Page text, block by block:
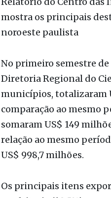
Imagem: Divulgação /
Relatório do Centro das
mostra os principais
noroeste paulista
No primeiro semestre
Diretoria Regional do
municípios, totalizaram
somaram US$ 149